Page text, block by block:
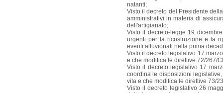
natanti;
Visto il decreto del Presidente
amministrativi in materia di
dell'artigianato;
Visto il decreto-legge 19
urgenti per la ricostruzione e la
eventi alluvionali nella prima
Visto il decreto legislativo 17
e che modifica le direttive 72/267/
Visto il decreto legislativo 17
coordina le disposizioni
vita e che modifica le direttive 73/
Visto il decreto legislativo 26